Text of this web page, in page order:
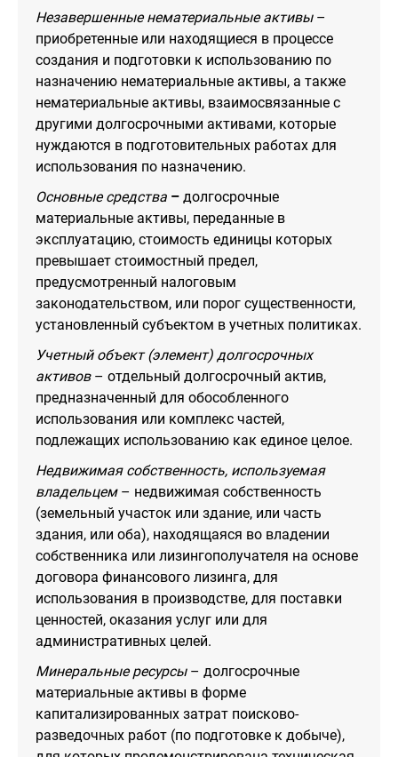
Незавершенные нематериальные активы –
приобретенные или находящиеся в процессе
создания и подготовки к использованию по
назначению нематериальные активы, а также
нематериальные активы, взаимосвязанные с
другими долгосрочными активами, которые
нуждаются в подготовительных работах для
использования по назначению.
Основные средства – долгосрочные
материальные активы, переданные в
эксплуатацию, стоимость единицы которых
превышает стоимостный предел,
предусмотренный налоговым
законодательством, или порог существенности,
установленный субъектом в учетных политиках.
Учетный объект (элемент) долгосрочных
активов – отдельный долгосрочный актив,
предназначенный для обособленного
использования или комплекс частей,
подлежащих использованию как единое целое.
Недвижимая собственность, используемая
владельцем – недвижимая собственность
(земельный участок или здание, или часть
здания, или оба), находящаяся во владении
собственника или лизингополучателя на основе
договора финансового лизинга, для
использования в производстве, для поставки
ценностей, оказания услуг или для
административных целей.
Минеральные ресурсы– долгосрочные
материальные активы в форме
капитализированных затрат поисково-
разведочных работ (по подготовке к добыче),